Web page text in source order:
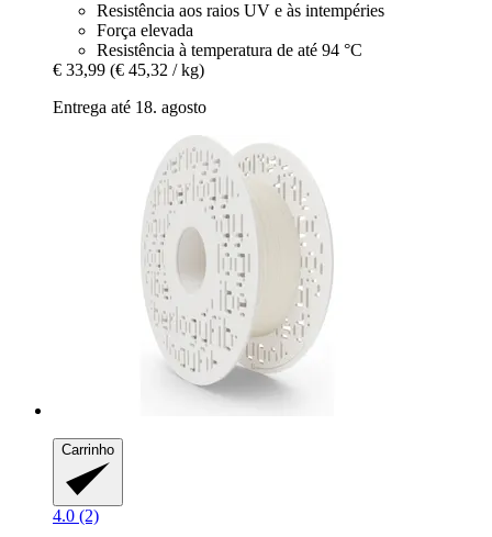
Resistência aos raios UV e às intempéries
Força elevada
Resistência à temperatura de até 94 °C
€ 33,99 (€ 45,32 / kg)
Entrega até 18. agosto
Carrinho
4.0 (2)